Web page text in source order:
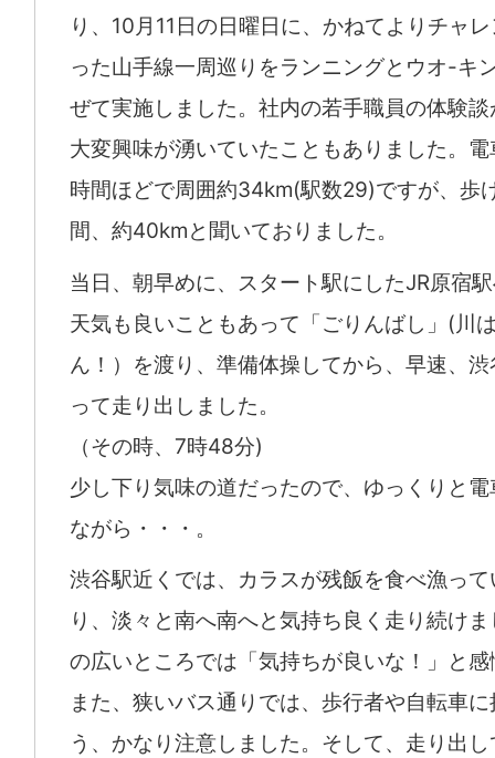
り、10月11日の日曜日に、かねてよりチャ
った山手線一周巡りをランニングとウオ-キ
ぜて実施しました。社内の若手職員の体験
大変興味が湧いていたこともありました。
時間ほどで周囲約34km(駅数29)ですが、歩
間、約40kmと聞いておりました。
当日、朝早めに、スタート駅にしたJR原宿
天気も良いこともあって「ごりんばし」(川
ん！）を渡り、準備体操してから、早速、
って走り出しました。
（その時、7時48分)
少し下り気味の道だったので、ゆっくりと
ながら・・・。
渋谷駅近くでは、カラスが残飯を食べ漁っ
り、淡々と南へ南へと気持ち良く走り続け
の広いところでは「気持ちが良いな！」と
また、狭いバス通りでは、歩行者や自転車
う、かなり注意しました。そして、走り出